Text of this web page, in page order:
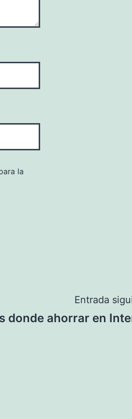
la
Entrada
donde ahorrar en